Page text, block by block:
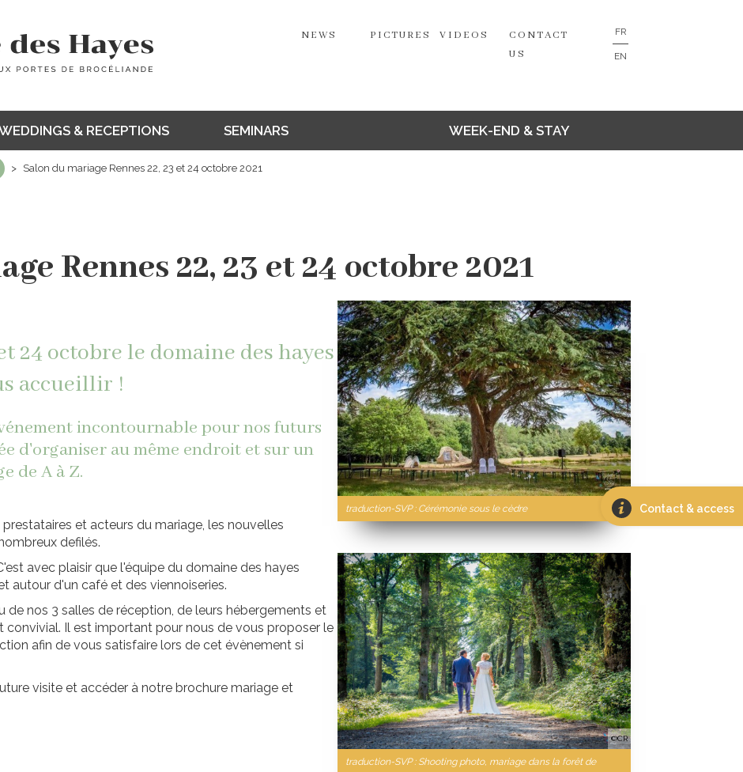
Contact & access
NEWS PICTURES VIDEOS
CONTACT
US
FR
EN
& RECEPTIONS SEMINARS WEEK-END & STAY
> Salon du mariage Rennes 22, 23 et 24 octobre 2021
Rennes 22, 23 et 24 octobre 2021
24 octobre le domaine des hayes
accueillir !
incontournable pour nos futurs
d'organiser au même endroit et sur un
de A à Z.
et acteurs du mariage, les nouvelles
defilés.
avec plaisir que l'équipe du domaine des hayes
autour d'un café et des viennoiseries.
de nos 3 salles de réception, de leurs hébergements et
convivial. Il est important pour nous de vous proposer le
afin de vous satisfaire lors de cet évènement si
visite et accéder à notre brochure mariage et
traduction-SVP : Cérémonie sous le cèdre
traduction-SVP : Shooting photo, mariage dans la forêt de
©CR